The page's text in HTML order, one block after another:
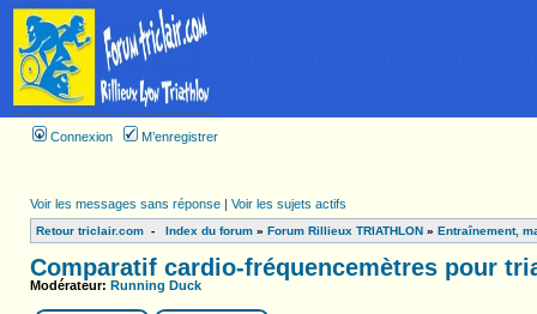
Connexion M’enregistrer
Voir les messages sans réponse | Voir les sujets actifs
Retour triclair.com - Index du forum » Forum Rillieux TRIATHLON » Entraînement,
Comparatif cardio-fréquencemètres pour
Modérateur: Running Duck